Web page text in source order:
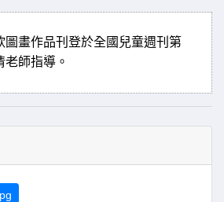
圖畫作品刊登於全國兒童週刊第
師指導。